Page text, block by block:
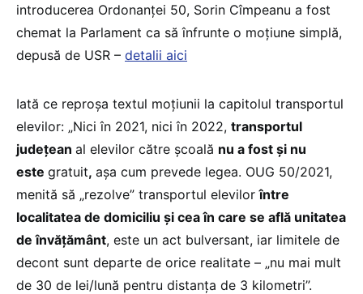
introducerea Ordonanței 50, Sorin Cîmpeanu a fost
chemat la Parlament ca să înfrunte o moțiune simplă,
depusă de USR – detalii aici
Iată ce reproșa textul moțiunii la capitolul transportul
elevilor: „Nici în 2021, nici în 2022, transportul
judeţean al elevilor către şcoală nu a fost și nu
este gratuit, aşa cum prevede legea. OUG 50/2021,
menită să „rezolve” transportul elevilorîntre
localitatea de domiciliu și cea în care se află unitatea
de învățământ, este un act bulversant, iar limitele de
decont sunt departe de orice realitate – „nu mai mult
de 30 de lei/lună pentru distanța de 3 kilometri”.